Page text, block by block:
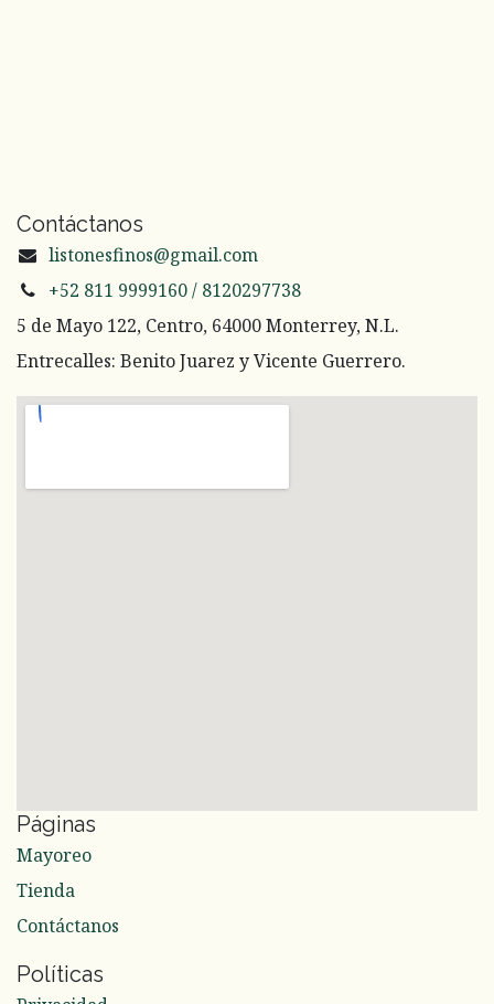
Contáctanos
listonesfinos@gmail.com
+52 811 9999160 / 8120297738
5 de Mayo 122, Centro, 64000 Monterrey, N.L.
Entrecalles: Benito Juarez y Vicente Guerrero.
Páginas
Mayoreo
Tienda
Contáctanos
Políticas